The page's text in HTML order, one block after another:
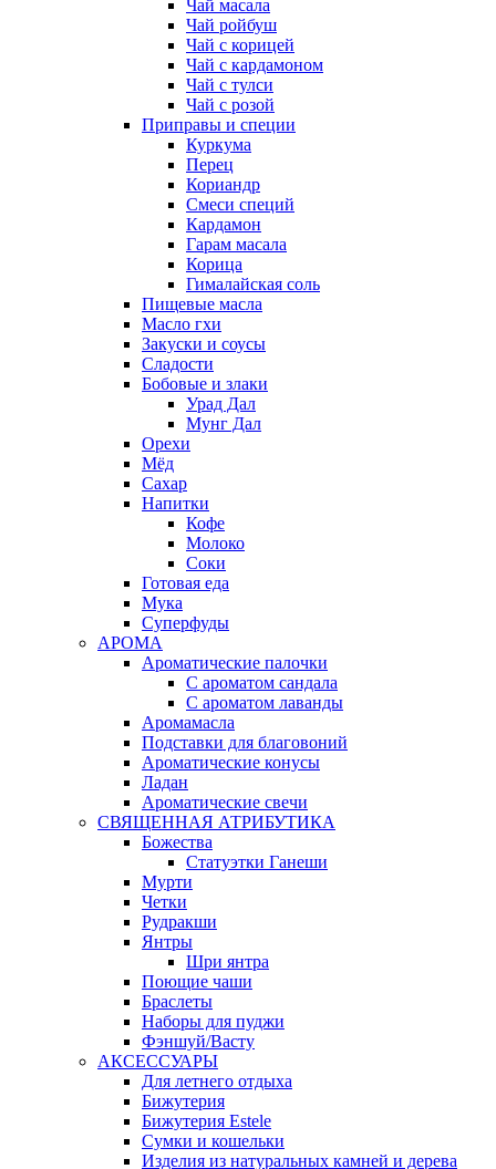
Чай масала
Чай ройбуш
Чай с корицей
Чай с кардамоном
Чай с тулси
Чай с розой
Приправы и специи
Куркума
Перец
Кориандр
Смеси специй
Кардамон
Гарам масала
Корица
Гималайская соль
Пищевые масла
Масло гхи
Закуски и соусы
Сладости
Бобовые и злаки
Урад Дал
Мунг Дал
Орехи
Мёд
Сахар
Напитки
Кофе
Молоко
Соки
Готовая еда
Мука
Суперфуды
АРОМА
Ароматические палочки
С ароматом сандала
С ароматом лаванды
Аромамасла
Подставки для благовоний
Ароматические конусы
Ладан
Ароматические свечи
СВЯЩЕННАЯ АТРИБУТИКА
Божества
Статуэтки Ганеши
Мурти
Четки
Рудракши
Янтры
Шри янтра
Поющие чаши
Браслеты
Наборы для пуджи
Фэншуй/Васту
АКСЕССУАРЫ
Для летнего отдыха
Бижутерия
Бижутерия Estele
Сумки и кошельки
Изделия из натуральных камней и дерева